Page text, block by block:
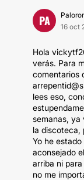
PA
16 oct
Hola
verás. Para
comentarios
lees eso,
semanas, ya
la discoteca,
Yo he
aconsejado
arriba ni
no me